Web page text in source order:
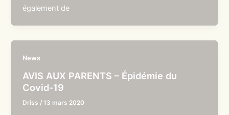
également de
News
AVIS AUX PARENTS – Épidémie du
Covid-19
Driss /13 mars 2020